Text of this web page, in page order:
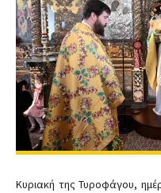
Κυριακή της Τυροφάγου,